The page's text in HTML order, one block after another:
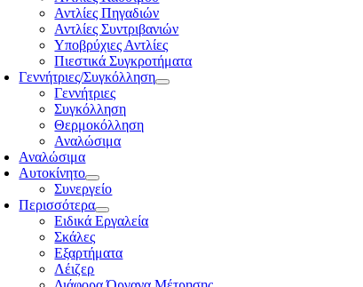
Αντλίες Πηγαδιών
Αντλίες Συντριβανιών
Υποβρύχιες Αντλίες
Πιεστικά Συγκροτήματα
Γεννήτριες/Συγκόλληση
Γεννήτριες
Συγκόλληση
Θερμοκόλληση
Αναλώσιμα
Αναλώσιμα
Αυτοκίνητο
Συνεργείο
Περισσότερα
Ειδικά Εργαλεία
Σκάλες
Εξαρτήματα
Λέιζερ